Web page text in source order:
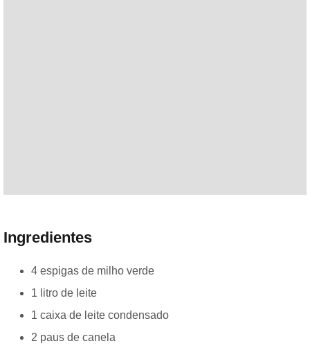
Ingredientes
4 espigas de milho verde
1 litro de leite
1 caixa de leite condensado
2 paus de canela